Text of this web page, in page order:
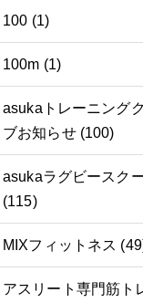
100 (1)
100m (1)
asukaトレーニング
ブお知らせ (100)
asukaラグビースク
(115)
MIXフィットネス
アスリート専門筋ト